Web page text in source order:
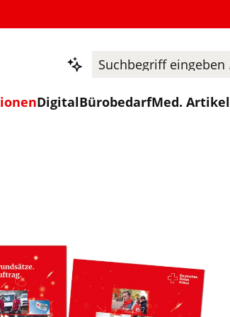
DigitalBürobedarfMed. Artikel